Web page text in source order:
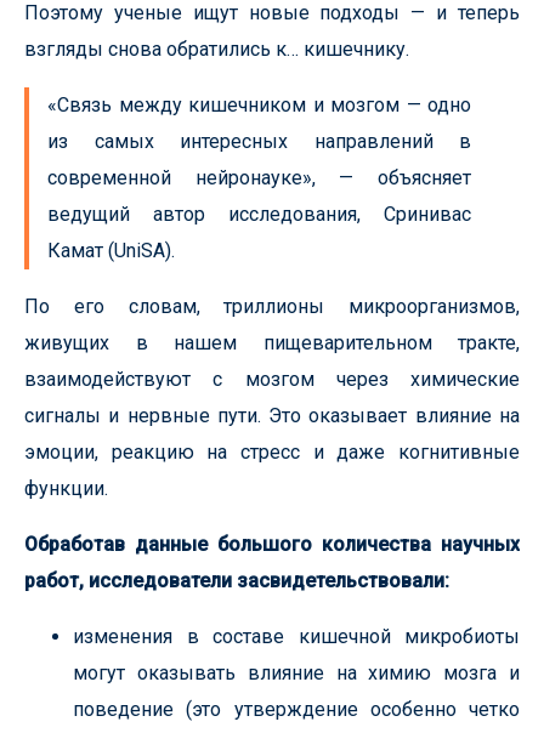
Поэтому ученые ищут новые подходы — и теперь
взгляды снова обратились к… кишечнику.
«Связь между кишечником и мозгом — одно
из самых интересных направлений в
современной нейронауке», — объясняет
ведущий автор исследования, Сринивас
Камат (UniSA).
По его словам, триллионы микроорганизмов,
живущих в нашем пищеварительном тракте,
взаимодействуют с мозгом через химические
сигналы и нервные пути. Это оказывает влияние на
эмоции, реакцию на стресс и даже когнитивные
функции.
Обработав данные большого количества научных
работ, исследователи засвидетельствовали:
изменения в составе кишечной микробиоты
могут оказывать влияние на химию мозга и
поведение (это утверждение особенно четко